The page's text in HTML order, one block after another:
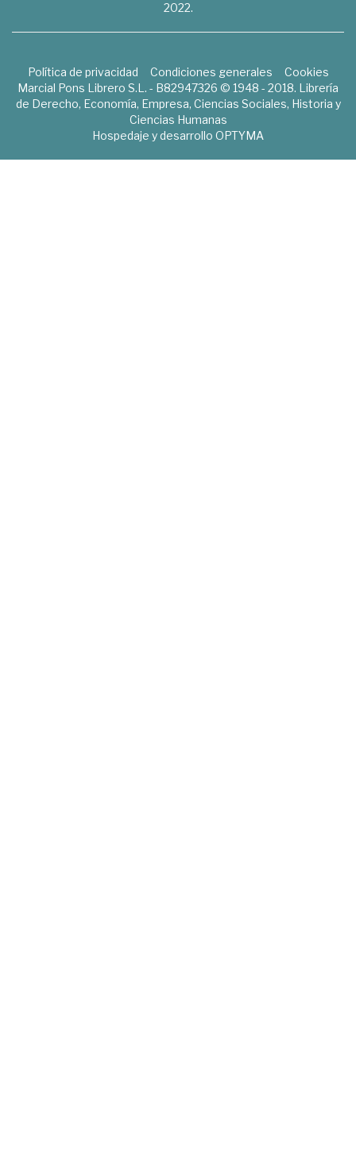
2022.
Política de privacidad Condiciones generales
Cookies
Marcial Pons Librero S.L. - B82947326 © 1948 - 2018. Librería
de Derecho, Economía, Empresa, Ciencias Sociales, Historia y
Ciencias Humanas
Hospedaje y desarrollo OPTYMA